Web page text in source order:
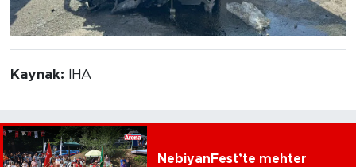
Kaynak: İHA
NebiyanFest’te mehter